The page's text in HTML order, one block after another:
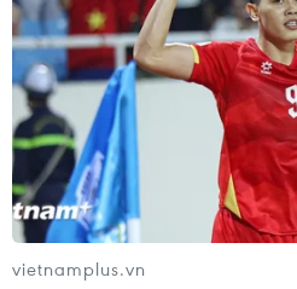
Tập đoàn Hòa Phát ra
lọc nước Funiki mới
08/08/2025 08:58
Người tiêu dùng có thể khám
Funiki của Tập đoàn Hòa Phát
nghệ lọc RO đa tầng và màu
không gian sống hiện đại.
vietnamplus.vn